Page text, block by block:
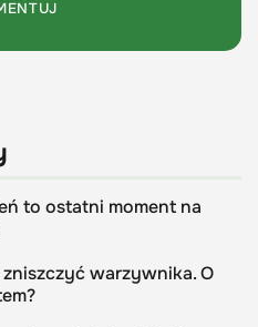
to ostatni moment na
zniszczyć warzywnika. O